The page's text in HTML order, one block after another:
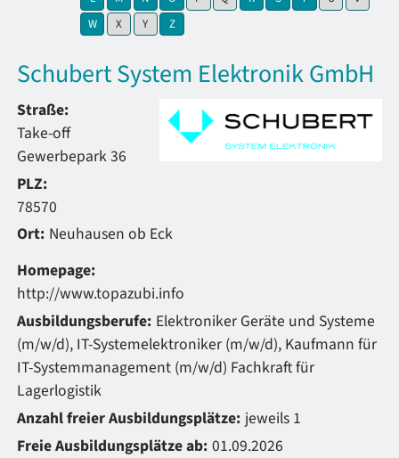
zeige Elemente mit Buchstabe:
W keine Elemente mit Buchstabe:
X keine Elemente mit Buchstabe:
Y zeige Elemente mit Buchstabe:
Z
Schubert System Elektronik GmbH
Straße:
Take-off
Gewerbepark 36
PLZ:
78570
Ort: Neuhausen ob Eck
Homepage:
http://www.topazubi.info
Ausbildungsberufe: Elektroniker Geräte und Systeme
(m/w/d), IT-Systemelektroniker (m/w/d), Kaufmann für
IT-Systemmanagement (m/w/d) Fachkraft für
Lagerlogistik
Anzahl freier Ausbildungsplätze: jeweils 1
Freie Ausbildungsplätze ab: 01.09.2026